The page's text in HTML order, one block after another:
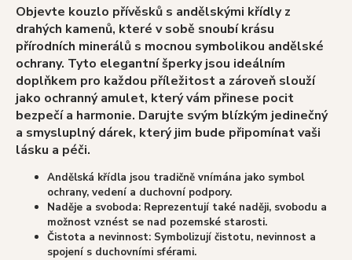
Objevte kouzlo přívěsků s andělskými křídly z
drahých kamenů, které v sobě snoubí krásu
přírodních minerálů s mocnou symbolikou andělské
ochrany. Tyto elegantní šperky jsou ideálním
doplňkem pro každou příležitost a zároveň slouží
jako ochranný amulet, který vám přinese pocit
bezpečí a harmonie. Darujte svým blízkým jedinečný
a smysluplný dárek, který jim bude připomínat vaši
lásku a péči.
Andělská křídla jsou tradičně vnímána jako symbol
ochrany, vedení a duchovní podpory.
Naděje a svoboda: Reprezentují také naději, svobodu a
možnost vznést se nad pozemské starosti.
Čistota a nevinnost: Symbolizují čistotu, nevinnost a
spojení s duchovními sférami.
o
t
ř
e
b
u
j